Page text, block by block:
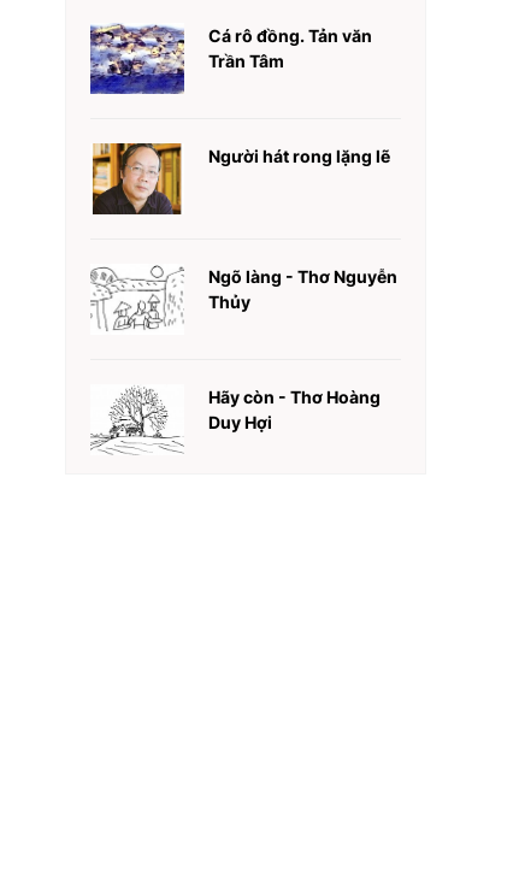
Cá rô đồng. Tản văn
Trần Tâm
Người hát rong lặng lẽ
Ngõ làng - Thơ Nguyễn
Thủy
Hãy còn - Thơ Hoàng
Duy Hợi